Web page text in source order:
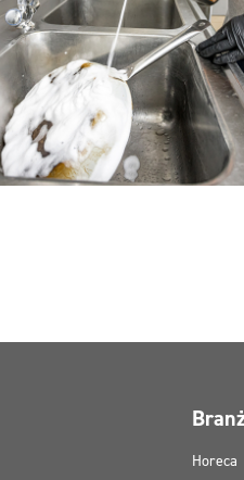
Horeca